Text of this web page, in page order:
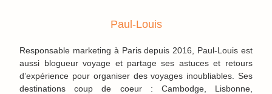
Paul-Louis
Responsable marketing à Paris depuis 2016, Paul-Louis est
aussi blogueur voyage et partage ses astuces et retours
d’expérience pour organiser des voyages inoubliables. Ses
destinations coup de coeur : Cambodge, Lisbonne,